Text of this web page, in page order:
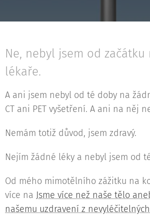
Ne, nebyl jsem od začátku
lékaře.
A ani jsem nebyl od té doby na
CT ani PET vyšetření. A ani na něj
Nemám totiž důvod, jsem zdravý.
Nejím žádné léky a nebyl jsem od
Od mého mimotělního zážitku na
více na Jsme více než naše tělo
našemu uzdravení z